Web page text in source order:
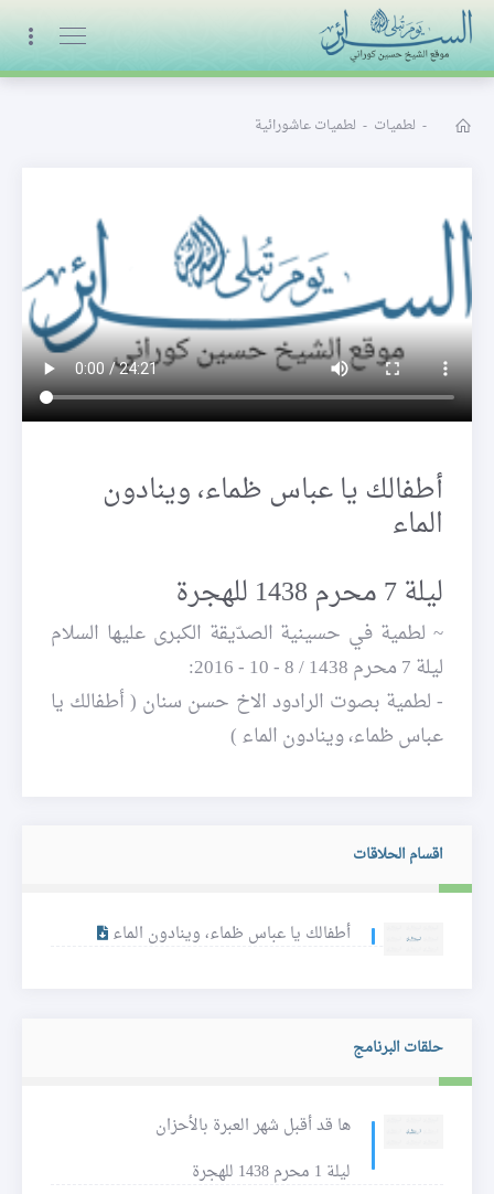
البث المباشر
- لطميات - لطميات عاشورائية
أطفالك يا عباس ظماء، وينادون
الماء
ليلة 7 محرم 1438 للهجرة
~ لطمية في حسينية الصدّيقة الكبرى عليها السلام
ليلة 7 محرم 1438 / 8 - 10 - 2016:
- لطمية بصوت الرادود الاخ حسن سنان ( أطفالك يا
عباس ظماء، وينادون الماء )
اقسام الحلاقات
أطفالك يا عباس ظماء، وينادون الماء
حلقات البرنامج
ها قد أقبل شهر العبرة بالأحزان
ليلة 1 محرم 1438 للهجرة